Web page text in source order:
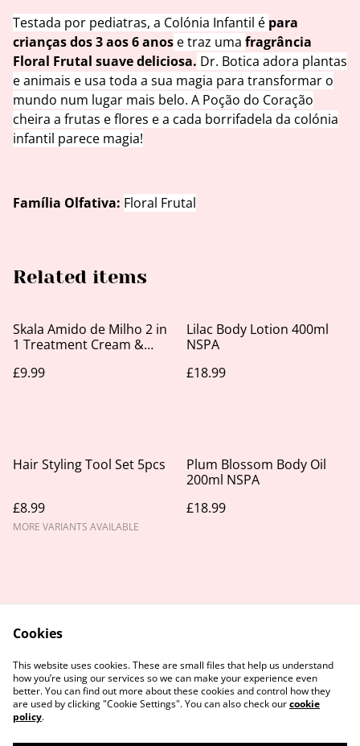
Testada por pediatras, a Colónia Infantil é para
crianças dos 3 aos 6 anos e traz uma fragrância
Floral Frutal suave deliciosa. Dr. Botica adora plantas
e animais e usa toda a sua magia para transformar o
mundo num lugar mais belo. A Poção do Coração
cheira a frutas e flores e a cada borrifadela da colónia
infantil parece magia!
Família Olfativa: Floral Frutal
Related items
Skala Amido de Milho 2 in
1 Treatment Cream &
£9.99
Lilac Body Lotion 400ml
NSPA
£18.99
Hair Styling Tool Set 5pcs
£8.99
MORE VARIANTS AVAILABLE
Plum Blossom Body Oil
200ml NSPA
£18.99
Contact Us
Legal Terms
Privacy Policy
Cookie Policy
Cookies
This website uses cookies. These are small files that help us understand
how you’re using our services so we can make your experience even
better. You can find out more about these cookies and control how they
are used by clicking "Cookie Settings". You can also check ourcookie
policy.